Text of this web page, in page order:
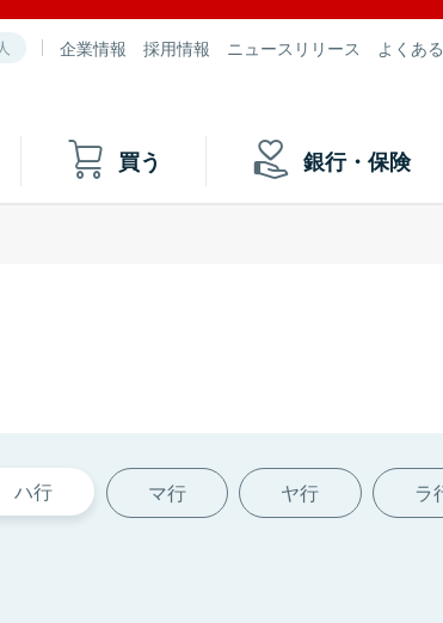
企業情報 採用情報 ニュースリリース よくあ
買う 銀行・保険
ハ行 マ行 ヤ行 ラ